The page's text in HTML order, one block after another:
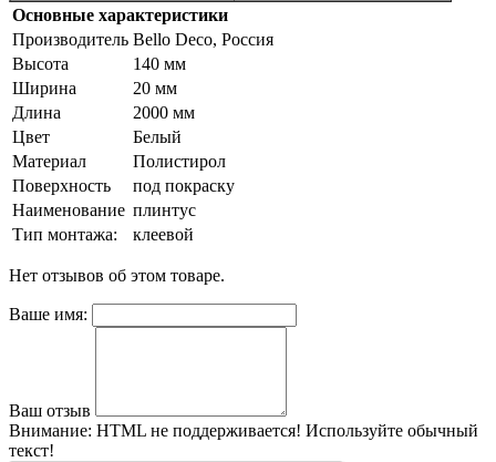
Основные характеристики
Производитель Bello Deco, Pоссия
Высота
140 мм
Ширина
20 мм
Длина
2000 мм
Цвет
Белый
Материал
Полистирол
Поверхность
под покраску
Наименование плинтус
Тип монтажа:
клеевой
Нет отзывов об этом товаре.
Ваше имя:
Ваш отзыв
Внимание: HTML не поддерживается! Используйте обычный
текст!